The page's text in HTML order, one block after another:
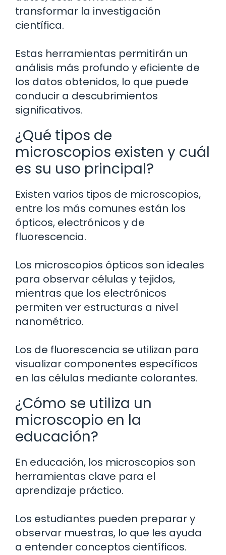
transformar la investigación
científica.
Estas herramientas permitirán un
análisis más profundo y eficiente de
los datos obtenidos, lo que puede
conducir a descubrimientos
significativos.
¿Qué tipos de
microscopios existen y cuál
es su uso principal?
Existen varios tipos de microscopios,
entre los más comunes están los
ópticos, electrónicos y de
fluorescencia.
Los microscopios ópticos son ideales
para observar células y tejidos,
mientras que los electrónicos
permiten ver estructuras a nivel
nanométrico.
Los de fluorescencia se utilizan para
visualizar componentes específicos
en las células mediante colorantes.
¿Cómo se utiliza un
microscopio en la
educación?
En educación, los microscopios son
herramientas clave para el
aprendizaje práctico.
Los estudiantes pueden preparar y
observar muestras, lo que les ayuda
a entender conceptos científicos.